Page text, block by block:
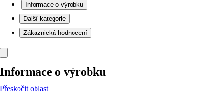
Informace o výrobku
Další kategorie
Zákaznická hodnocení
Informace o výrobku
Přeskočit oblast